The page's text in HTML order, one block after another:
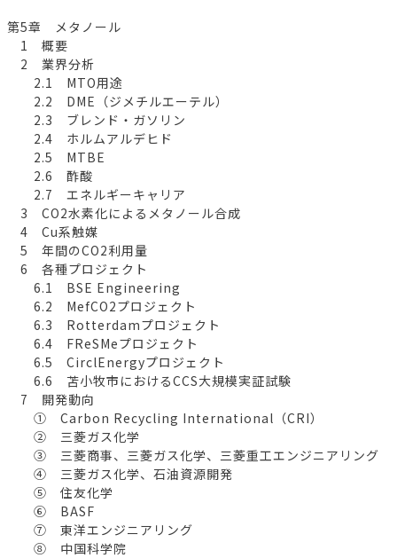
第5章 メタノール
1 概要
2 業界分析
2.1 MTO用途
2.2 DME（ジメチルエーテル）
2.3 ブレンド・ガソリン
2.4 ホルムアルデヒド
2.5 MTBE
2.6 酢酸
2.7 エネルギーキャリア
3 CO2水素化によるメタノール合成
4 Cu系触媒
5 年間のCO2利用量
6 各種プロジェクト
6.1 BSE Engineering
6.2 MefCO2プロジェクト
6.3 Rotterdamプロジェクト
6.4 FReSMeプロジェクト
6.5 CirclEnergyプロジェクト
6.6 苫小牧市におけるCCS大規模実証試験
7 開発動向
① Carbon Recycling International（CRI）
② 三菱ガス化学
③ 三菱商事、三菱ガス化学、三菱重工エンジニアリング
④ 三菱ガス化学、石油資源開発
⑤ 住友化学
⑥ BASF
⑦ 東洋エンジニアリング
⑧ 中国科学院